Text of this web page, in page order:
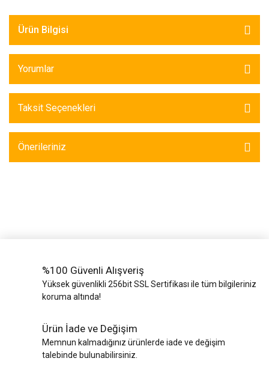
Ürün Bilgisi
Yorumlar
Taksit Seçenekleri
Önerileriniz
%100 Güvenli Alışveriş
Yüksek güvenlikli 256bit SSL Sertifikası ile tüm bilgileriniz
koruma altında!
Ürün İade ve Değişim
Memnun kalmadığınız ürünlerde iade ve değişim
talebinde bulunabilirsiniz.